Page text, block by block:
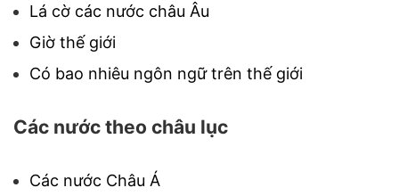
Lá cờ các nước châu Âu
Giờ thế giới
Có bao nhiêu ngôn ngữ trên thế giới
Các nước theo châu lục
Các nước Châu Á